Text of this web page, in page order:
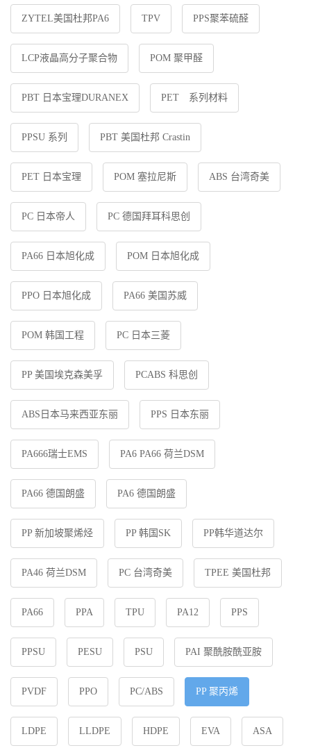
ZYTEL美国杜邦PA6 TPV PPS聚苯硫醛
LCP液晶高分子聚合物 POM 聚甲醛
PBT 日本宝理DURANEX PET 系列材料
PPSU 系列 PBT 美国杜邦 Crastin
PET 日本宝理 POM 塞拉尼斯 ABS 台湾奇美
PC 日本帝人 PC 德国拜耳科思创
PA66 日本旭化成 POM 日本旭化成
PPO 日本旭化成 PA66 美国苏威
POM 韩国工程 PC 日本三菱
PP 美国埃克森美孚 PCABS 科思创
ABS日本马来西亚东丽 PPS 日本东丽
PA666瑞士EMS PA6 PA66 荷兰DSM
PA66 德国朗盛 PA6 德国朗盛
PP 新加坡聚烯烃 PP 韩国SK PP韩华道达尔
PA46 荷兰DSM PC 台湾奇美 TPEE 美国杜邦
PA66 PPA TPU PA12 PPS
PPSU PESU PSU PAI 聚酰胺酰亚胺
PVDF PPO PC/ABS PP 聚丙烯
LDPE LLDPE HDPE EVA ASA